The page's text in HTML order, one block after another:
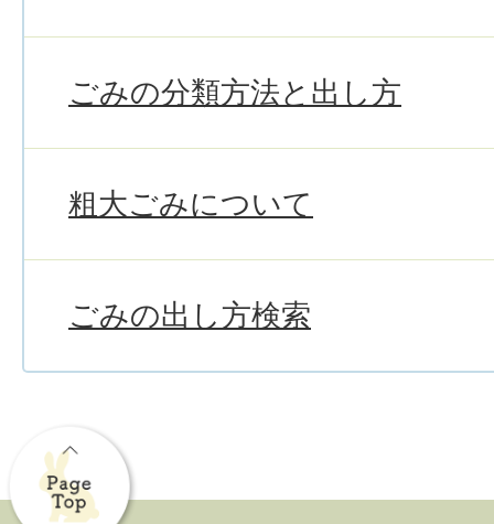
ごみの分類方法と出し方
粗大ごみについて
ごみの出し方検索